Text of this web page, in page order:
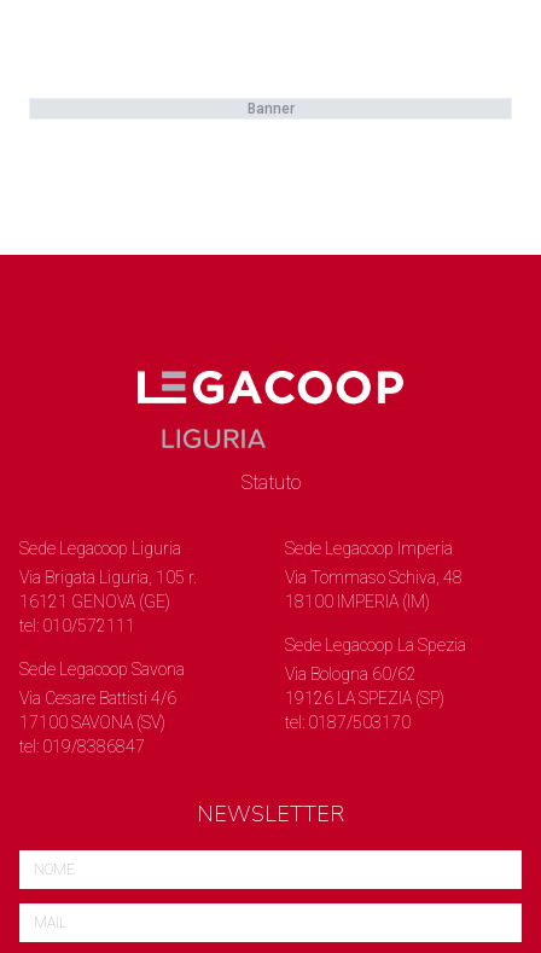
Banner
Statuto
Sede Legacoop Liguria
Via Brigata Liguria, 105 r.
16121 GENOVA (GE)
tel: 010/572111
Sede Legacoop Savona
Via Cesare Battisti 4/6
17100 SAVONA (SV)
tel: 019/8386847
Sede Legacoop Imperia
Via Tommaso Schiva, 48
18100 IMPERIA (IM)
Sede Legacoop La Spezia
Via Bologna 60/62
19126 LA SPEZIA (SP)
tel: 0187/503170
NEWSLETTER